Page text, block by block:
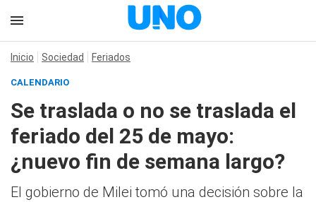
Inicio Sociedad Feriados
CALENDARIO
Se traslada o no se traslada el
feriado del 25 de mayo:
¿nuevo fin de semana largo?
El gobierno de Milei tomó una decisión sobre la